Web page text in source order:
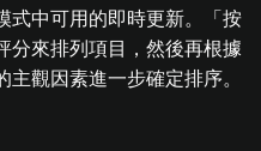
式中可用的即時更新。「按
分來排列項目，然後再根據
觀因素進一步確定排序。